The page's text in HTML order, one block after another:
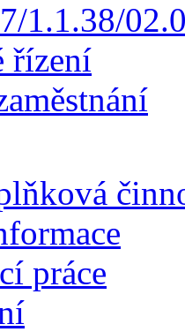
1.1.38/
řízení
práce